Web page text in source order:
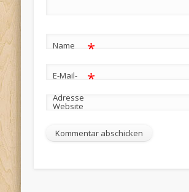
Name *
E-Mail-
Adresse
*
Website